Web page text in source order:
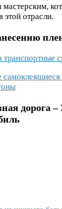
отрасли.
самоклеящиеся
дорога